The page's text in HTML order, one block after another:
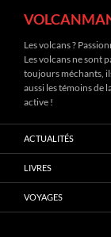
Les volcans ?
Les volcans ne sont
toujours méchants,
aussi les témoins de
active !
ACTUALITÉS
LIVRES
VOYAGES